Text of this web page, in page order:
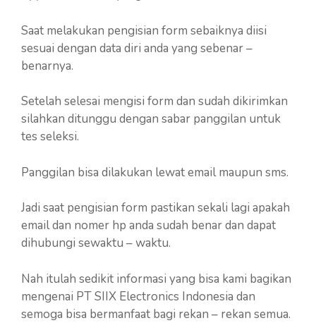
Saat melakukan pengisian form sebaiknya diisi
sesuai dengan data diri anda yang sebenar –
benarnya.
Setelah selesai mengisi form dan sudah dikirimkan
silahkan ditunggu dengan sabar panggilan untuk
tes seleksi.
Panggilan bisa dilakukan lewat email maupun sms.
Jadi saat pengisian form pastikan sekali lagi apakah
email dan nomer hp anda sudah benar dan dapat
dihubungi sewaktu – waktu.
Nah itulah sedikit informasi yang bisa kami bagikan
mengenai PT SIIX Electronics Indonesia dan
semoga bisa bermanfaat bagi rekan – rekan semua.